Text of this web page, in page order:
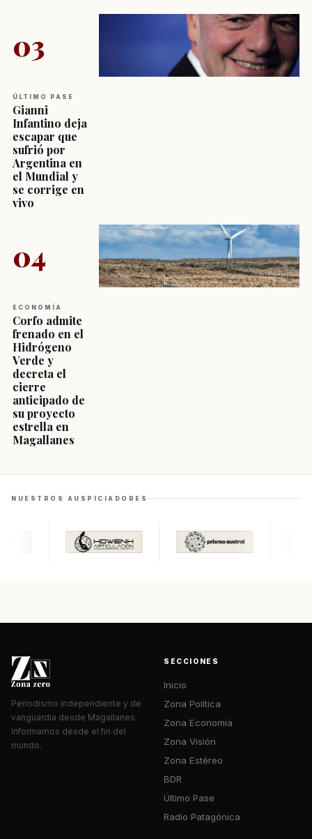
03
ÚLTIMO PASE
Gianni
Infantino deja
escapar que
sufrió por
Argentina en
el Mundial y
se corrige en
vivo
04
ECONOMÍA
Corfo admite
frenado en el
Hidrógeno
Verde y
decreta el
cierre
anticipado de
su proyecto
estrella en
Magallanes
NUESTROS AUSPICIADORES
Periodismo independiente y de
vanguardia desde Magallanes.
Informamos desde el fin del
mundo.
SECCIONES
Inicio
Zona Política
Zona Economía
Zona Visión
Zona Estéreo
BDR
Último Pase
Radio Patagónica